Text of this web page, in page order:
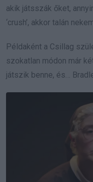
akik játsszák őket,
‘crush’, akkor talán
Példaként a Csillag
szokatlan módon már
játszik benne, és…